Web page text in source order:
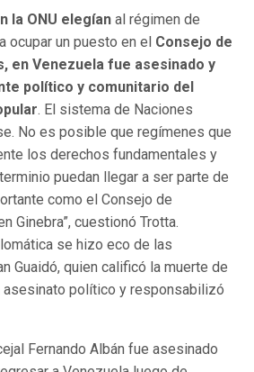
la ONU elegían al régimen de
ocupar un puesto en el Consejo de
en Venezuela fue asesinado y
político y comunitario del
. El sistema de Naciones
No es posible que regímenes que
los derechos fundamentales y
puedan llegar a ser parte de
como el Consejo de
Ginebra”, cuestionó Trotta.
se hizo eco de las
Guaidó, quien calificó la muerte de
asesinato político y responsabilizó
Fernando Albán fue asesinado